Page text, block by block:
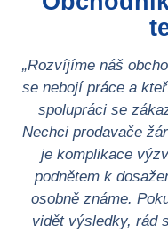
„Rozvíjíme náš
se nebojí práce a
spolupráci se
Nechci prodavače
je komplikace
podnětem k
osobně známe.
vidět výsledky, rád